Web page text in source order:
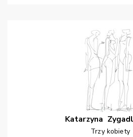
Katarzyna
Trzy kobiety